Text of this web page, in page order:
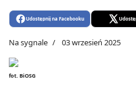
Udostępnij na Facebooku
Na sygnale 03 wrzesień 2025
fot. BiOSG